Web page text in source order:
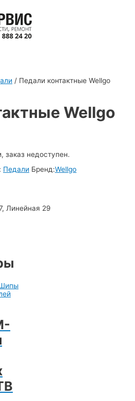
/ Педали контактные Wellgo
Wellgo
заказ недоступен.
Педали Бренд:Wellgo
Линейная 29